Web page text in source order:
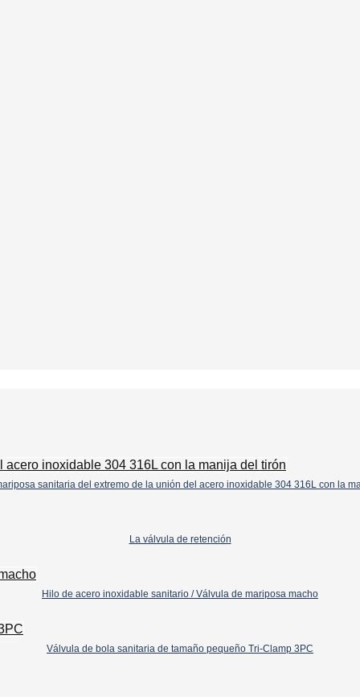
sanitaria del extremo de la unión del acero inoxidable 304 316L con la
La válvula de retención
Hilo de acero inoxidable sanitario / Válvula de mariposa macho
Válvula de bola sanitaria de tamaño pequeño Tri-Clamp 3PC